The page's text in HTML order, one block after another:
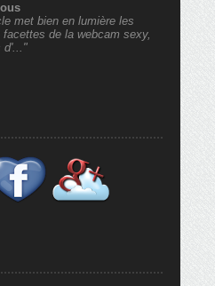
met bien en lumière les
de la webcam sexy,
d'..."